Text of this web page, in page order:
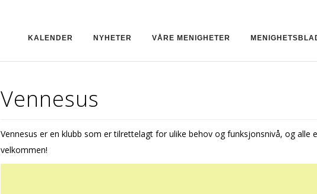
KALENDER NYHETER VÅRE MENIGHETER
Vennesus
Vennesus er en klubb som er tilrettelagt for ulike behov og funksjonsnivå, og alle
velkommen!